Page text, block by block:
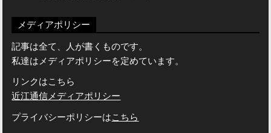
メディアポリシー
記事は全て、人が書くものです。
私達はメディアポリシーを定めています。
リンクはこちら
近江通信メディアポリシー
プライバシーポリシーはこちら